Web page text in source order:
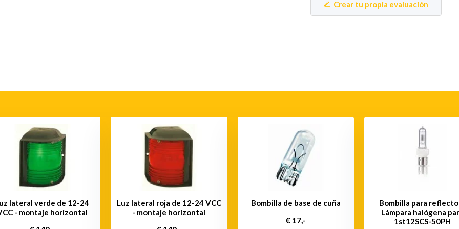
Crear tu propia evaluación
lateral verde de 12-24
- montaje horizontal
Luz lateral roja de 12-24 VCC
- montaje horizontal
Bombilla de base de cuña
€ 17,-
Bombilla para
Lámpara halógena
1st12SCS-50PH